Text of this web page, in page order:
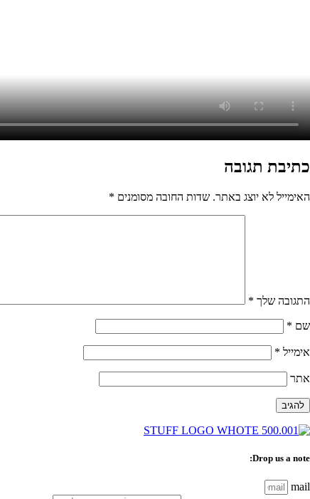
כתיבת תגובה
האימייל לא יוצג באתר. שדות החובה מסומנים *
התגובה שלך *
שם *
אימייל *
אתר
Drop us a note:
mail